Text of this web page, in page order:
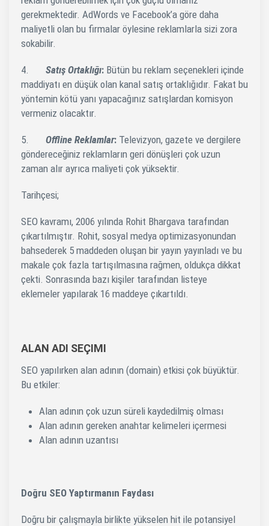
gerekmektedir. AdWords ve Facebook’a göre daha
maliyetli olan bu firmalar öylesine reklamlarla sizi zora
sokabilir.
4. Satış Ortaklığı: Bütün bu reklam seçenekleri içinde
maddiyatı en düşük olan kanal satış ortaklığıdır. Fakat bu
yöntemin kötü yanı yapacağınız satışlardan komisyon
vermeniz olacaktır.
5. Offline Reklamlar: Televizyon, gazete ve dergilere
göndereceğiniz reklamların geri dönüşleri çok uzun
zaman alır ayrıca maliyeti çok yüksektir.
Tarihçesi;
SEO kavramı, 2006 yılında Rohit Bhargava tarafından
çıkartılmıştır. Rohit, sosyal medya optimizasyonundan
bahsederek 5 maddeden oluşan bir yayın yayınladı ve bu
makale çok fazla tartışılmasına rağmen, oldukça dikkat
çekti. Sonrasında bazı kişiler tarafından listeye
eklemeler yapılarak 16 maddeye çıkartıldı.
ALAN ADI SEÇIMI
SEO yapılırken alan adının (domain) etkisi çok büyüktür.
Bu etkiler:
Alan adının çok uzun süreli kaydedilmiş olması
Alan adının gereken anahtar kelimeleri içermesi
Alan adının uzantısı
Doğru SEO Yaptırmanın Faydası
Doğru bir çalışmayla birlikte yükselen hit ile potansiyel